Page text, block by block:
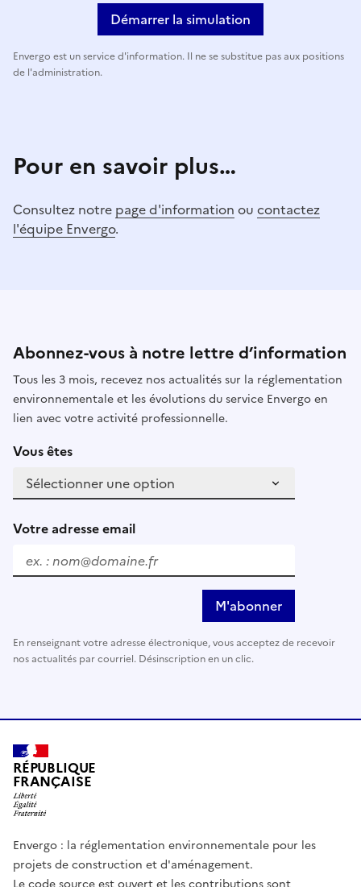
Démarrer la simulation
Envergo est un service d'information. Il ne se substitue pas aux positions
de l'administration.
Pour en savoir plus…
Consultez notre page d'information ou contactez
l'équipe Envergo.
Abonnez-vous à notre lettre d’information
Tous les 3 mois, recevez nos actualités sur la réglementation
environnementale et les évolutions du service Envergo en
lien avec votre activité professionnelle.
Vous êtes
Votre adresse email
M'abonner
En renseignant votre adresse électronique, vous acceptez de recevoir
nos actualités par courriel. Désinscription en un clic.
RÉPUBLIQUE
FRANÇAISE
Envergo : la réglementation environnementale pour les
projets de construction et d'aménagement.